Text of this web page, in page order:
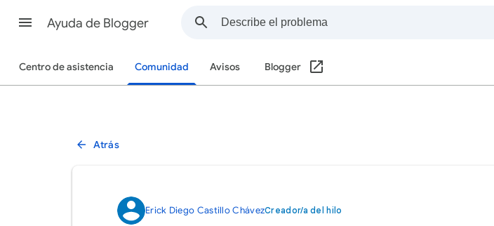
Ayuda de Blogger
Centro de asistencia Comunidad Avisos Blogger
Atrás
Erick Diego Castillo ChávezCreador/a del hilo